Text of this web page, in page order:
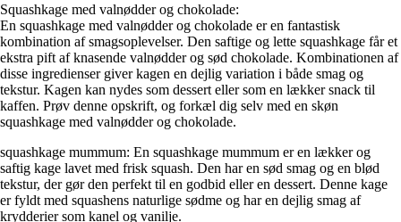
Squashkage med valnødder og chokolade:
En squashkage med valnødder og chokolade er en fantastisk
kombination af smagsoplevelser. Den saftige og lette squashkage får et
ekstra pift af knasende valnødder og sød chokolade. Kombinationen af
disse ingredienser giver kagen en dejlig variation i både smag og
tekstur. Kagen kan nydes som dessert eller som en lækker snack til
kaffen. Prøv denne opskrift, og forkæl dig selv med en skøn
squashkage med valnødder og chokolade.
squashkage mummum: En squashkage mummum er en lækker og
saftig kage lavet med frisk squash. Den har en sød smag og en blød
tekstur, der gør den perfekt til en godbid eller en dessert. Denne kage
er fyldt med squashens naturlige sødme og har en dejlig smag af
krydderier som kanel og vanilje.